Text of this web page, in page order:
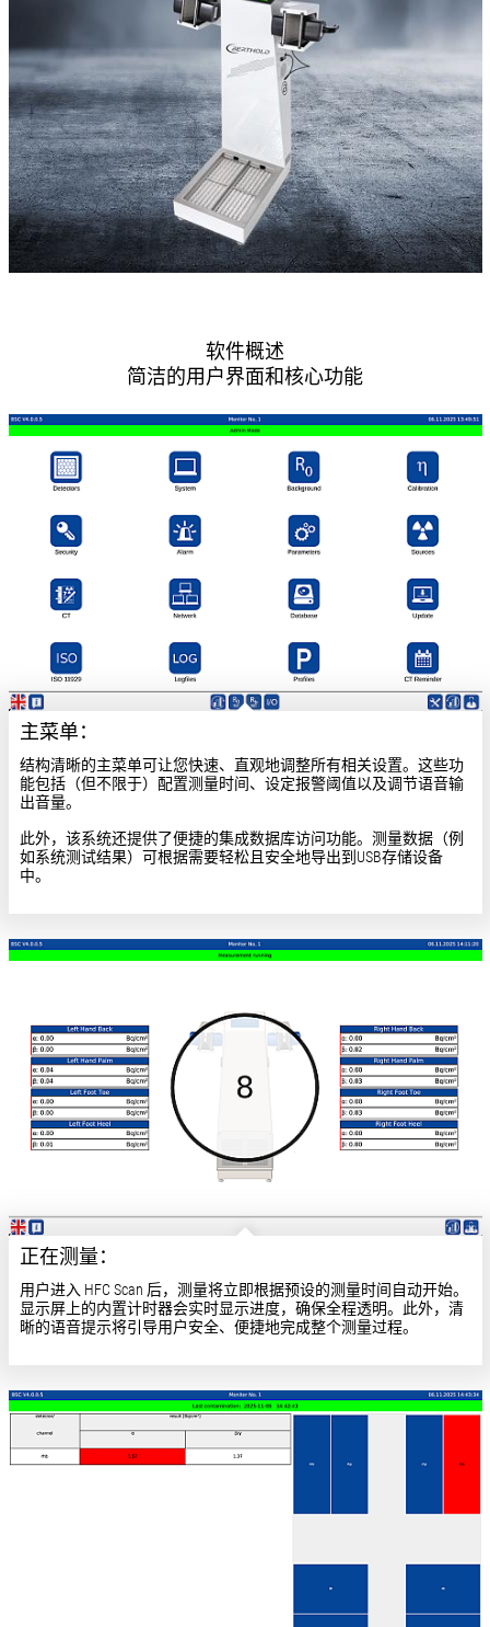
软件概述
简洁的用户界面和核心功能
主菜单：
结构清晰的主菜单可让您快速、直观地调整所有相关设置。这些功
能包括（但不限于）配置测量时间、设定报警阈值以及调节语音输
出音量。
此外，该系统还提供了便捷的集成数据库访问功能。测量数据（例
如系统测试结果）可根据需要轻松且安全地导出到USB存储设备
中。
正在测量：
用户进入 HFC Scan 后，测量将立即根据预设的测量时间自动开始。
显示屏上的内置计时器会实时显示进度，确保全程透明。此外，清
晰的语音提示将引导用户安全、便捷地完成整个测量过程。